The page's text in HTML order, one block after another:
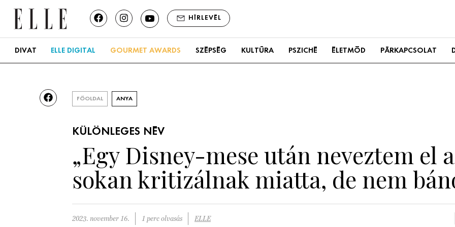
HÍRLEVÉL
DIVAT ELLE DIGITAL GOURMET AWARDS SZÉPSÉG KULTÚRA PSZICHÉ ÉLETMÓD PÁRKAPCSOLAT
FŐOLDAL ANYA
KÜLÖNLEGES NÉV
„Egy Disney-mese után neveztem el
sokan kritizálnak miatta, de nem
2023. november 16. 1 perc olvasás ELLE